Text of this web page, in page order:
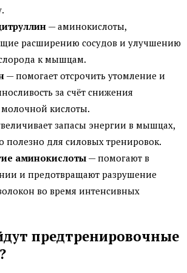
— аминокислоты,
расширению сосудов и улучшению
к мышцам.
— помогает отсрочить утомление и
за счёт снижения
кислоты.
запасы энергии в мышцах,
полезно для силовых тренировок.
аминокислоты — помогают в
и предотвращают разрушение
во время интенсивных
предтренировочные